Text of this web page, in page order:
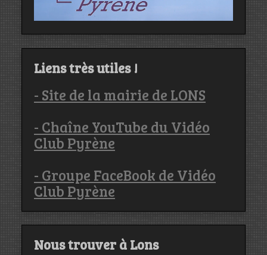
Liens très utiles !
- Site de la mairie de LONS
- Chaîne YouTube du Vidéo
Club Pyrène
- Groupe FaceBook de Vidéo
Club Pyrène
Nous trouver à Lons